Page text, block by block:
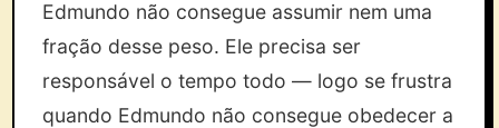
Edmundo não consegue assumir nem uma
fração desse peso. Ele precisa ser
responsável o tempo todo — logo se frustra
quando Edmundo não consegue obedecer a